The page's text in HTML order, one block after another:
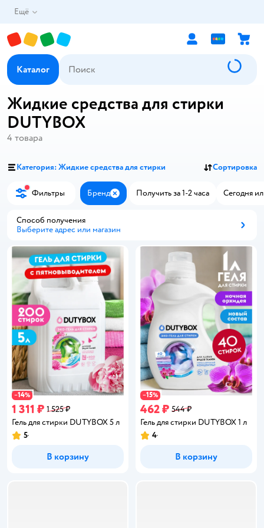
Ещё
Каталог
Жидкие средства для стирки
DUTYBOX
4 товара
Категория: Жидкие средства для стирки Сортировка
Фильтры Бренд ЗакрытьПолучить за 1-2 часа Сегодня
Способ получения
Выберите адрес или магазин
−14%
1 311 ₽ 1 525 ₽
Гель для стирки DUTYBOX 5 л
Рейтинг:
5
В корзину
−15%
462 ₽ 544 ₽
Гель для стирки DUTYBOX 1 л
Рейтинг:
4
В корзину